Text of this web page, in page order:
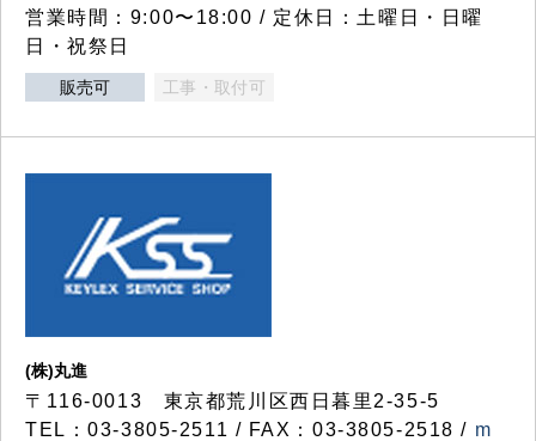
営業時間：9:00〜18:00 / 定休日：土曜日・日曜
日・祝祭日
販売可 工事・取付可
(株)丸進
〒116-0013 東京都荒川区西日暮里2-35-5
TEL：03-3805-2511 / FAX：03-3805-2518 / m